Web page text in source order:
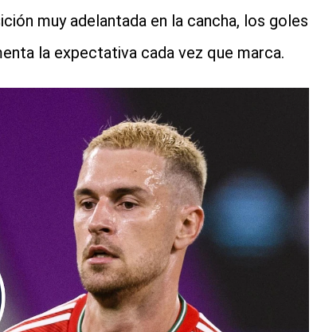
muy adelantada en la cancha, los goles
la expectativa cada vez que marca.